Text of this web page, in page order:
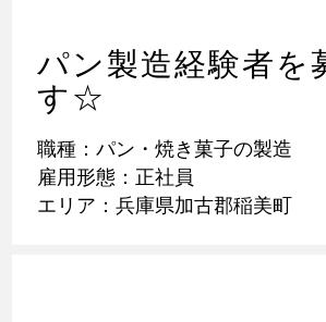
パン製造経験者を
す☆
職種：パン・焼き菓子の製造
雇用形態：正社員
エリア：兵庫県加古郡稲美町